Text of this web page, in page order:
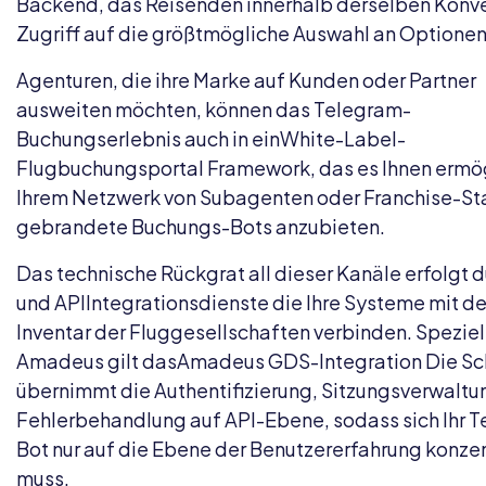
Zugriff auf die größtmögliche Auswahl an
Agenturen, die ihre Marke auf Kunden oder Partner
ausweiten möchten, können das Telegram-
Buchungserlebnis auch in einWhite-Label-
Flugbuchungsportal Framework, das es Ihnen
Ihrem Netzwerk von Subagenten oder Franchise-
gebrandete Buchungs-Bots anzubieten.
Das technische Rückgrat all dieser Kanäle erfolgt
und APIIntegrationsdienstedie Ihre Systeme mit
Inventar der Fluggesellschaften verbinden.
Amadeus gilt dasAmadeus GDS-IntegrationDie
übernimmt die Authentifizierung,
Fehlerbehandlung auf API-Ebene, sodass sich Ihr
Bot nur auf die Ebene der Benutzererfahrung
muss.